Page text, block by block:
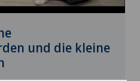
und die kleine